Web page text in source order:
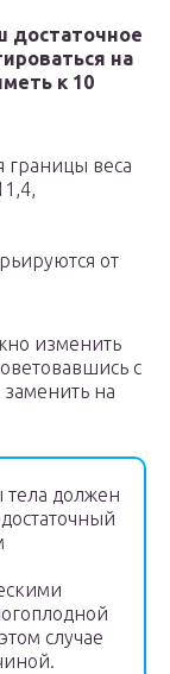
достаточное
на
к 10
границы веса
от
изменить
с
заменить на
тела должен
случае